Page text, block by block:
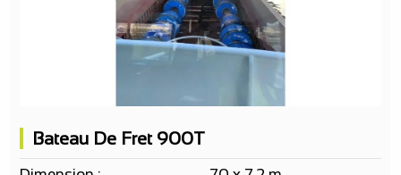
Bateau De Fret 900T